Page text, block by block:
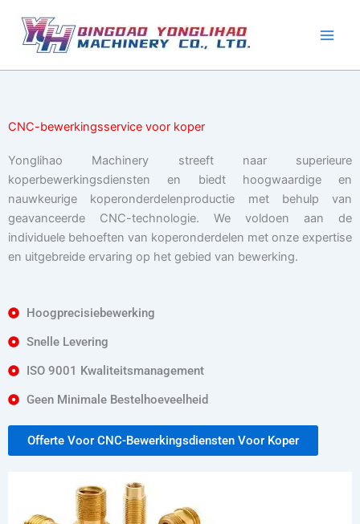
naar
inhoud
CNC-bewerkingsservice voor koper
Yonglihao Machinery streeft naar superieure
koperbewerkingsdiensten en biedt hoogwaardige en
nauwkeurige koperonderdelenproductie met behulp van
geavanceerde CNC-technologie. We voldoen aan de
individuele behoeften van koperonderdelen met onze expertise
en uitgebreide ervaring op het gebied van bewerking.
Hoogprecisiebewerking
Snelle Levering
ISO 9001 Kwaliteitsmanagement
Geen Minimale Bestelhoeveelheid
Offerte Voor CNC-Bewerkingsdiensten Voor Koper